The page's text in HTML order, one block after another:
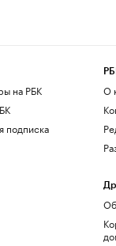
на РБК
подписка
О